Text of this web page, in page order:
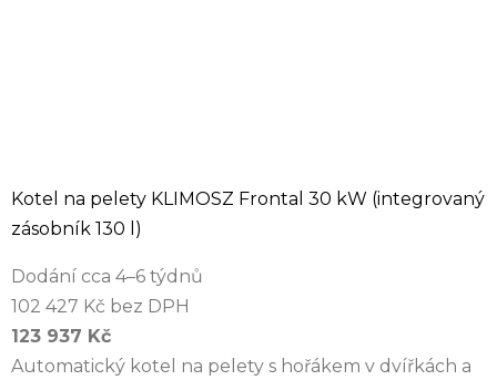
Kotel na pelety KLIMOSZ Frontal 30 kW (integrovaný
zásobník 130 l)
Dodání cca 4–6 týdnů
102 427 Kč bez DPH
123 937 Kč
Automatický kotel na pelety s hořákem v dvířkách a